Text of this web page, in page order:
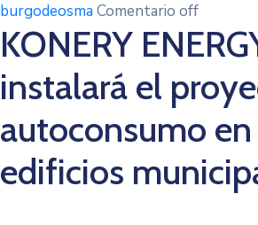
burgodeosmaComentario off
KONERY
instalará el
autoconsumo
edificios